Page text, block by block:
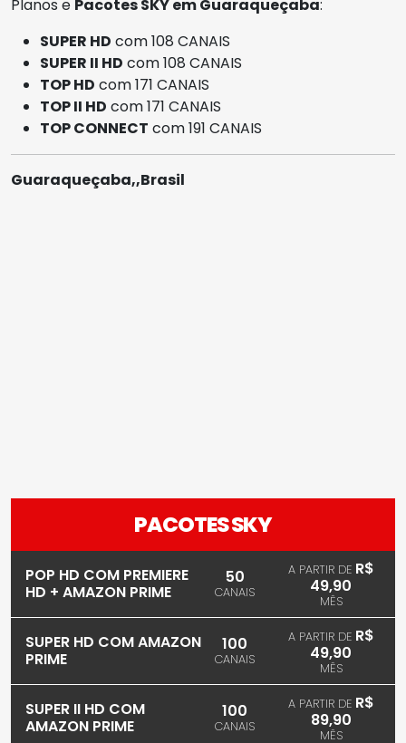
Planos e Pacotes SKY em Guaraqueçaba:
SUPER HD com 108 CANAIS
SUPER II HD com 108 CANAIS
TOP HD com 171 CANAIS
TOP II HD com 171 CANAIS
TOP CONNECT com 191 CANAIS
Guaraqueçaba,,Brasil
PACOTES SKY
POP HD COM PREMIERE
HD + AMAZON PRIME
50
CANAIS
A PARTIR DE R$
49,90
MÊS
SUPER HD COM AMAZON
PRIME
100
CANAIS
A PARTIR DE R$
49,90
MÊS
SUPER II HD COM
AMAZON PRIME
100
CANAIS
A PARTIR DE R$
89,90
MÊS